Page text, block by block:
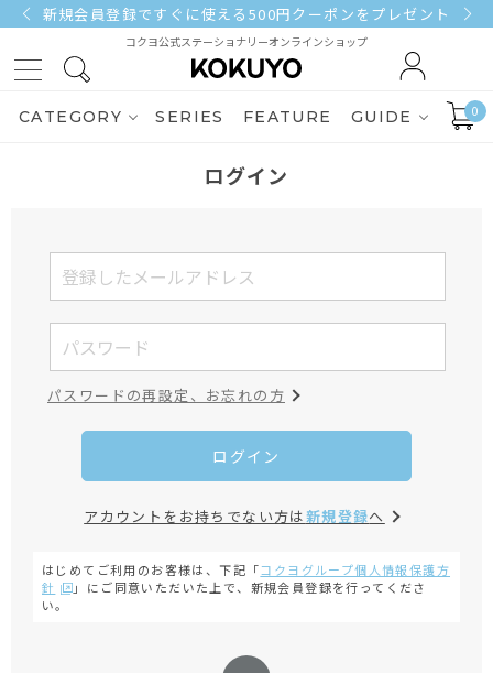
新規会員登録ですぐに使える500円クーポンをプレゼント
コクヨ公式ステーショナリーオンラインショップ
CATEGORY SERIES FEATURE GUIDE 0
ログイン
パスワードの再設定、お忘れの方
ログイン
アカウントをお持ちでない方は新規登録へ
はじめてご利用のお客様は、下記「コクヨグループ個人情報保護方
針
」にご同意いただいた上で、新規会員登録を行ってくださ
い。